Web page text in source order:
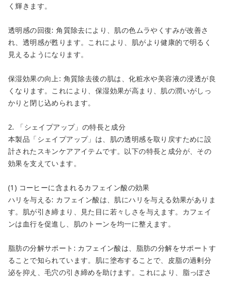
カートへ進む
お買い物を続ける
く輝きます。
透明感の回復: 角質除去により、肌の色ムラやくすみが改善さ
れ、透明感が甦ります。これにより、肌がより健康的で明るく
見えるようになります。
保湿効果の向上: 角質除去後の肌は、化粧水や美容液の浸透が良
くなります。これにより、保湿効果が高まり、肌の潤いがしっ
かりと閉じ込められます。
2. 「シェイプアップ」の特長と成分
本製品「シェイプアップ」は、肌の透明感を取り戻すために設
計されたスキンケアアイテムです。以下の特長と成分が、その
効果を支えています。
(1) コーヒーに含まれるカフェイン酸の効果
ハリを与える: カフェイン酸は、肌にハリを与える効果がありま
す。肌が引き締まり、見た目に若々しさを与えます。カフェイ
ンは血行を促進し、肌のトーンを均一に整えます。
脂肪の分解サポート: カフェイン酸は、脂肪の分解をサポートす
ることで知られています。肌に塗布することで、皮脂の過剰分
泌を抑え、毛穴の引き締めを助けます。これにより、脂っぽさ